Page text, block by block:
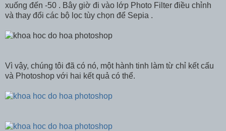
xuống đến -50 . Bây giờ đi vào lớp Photo Filter điều chỉnh
và thay đổi các bộ lọc tùy chọn để Sepia .
Vì vậy, chúng tôi đã có nó, một hành tinh làm từ chỉ kết cấu
và Photoshop với hai kết quả có thể.